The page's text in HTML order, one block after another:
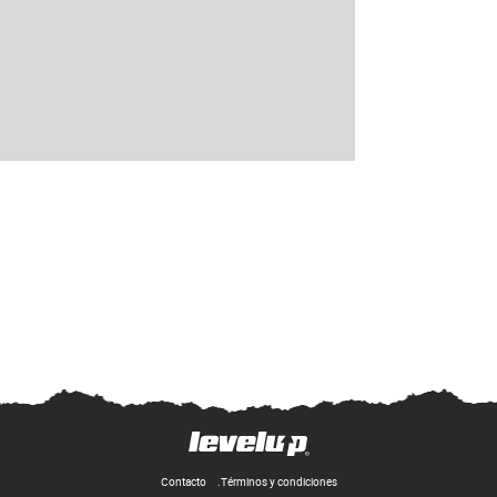
Contacto Términos y condiciones